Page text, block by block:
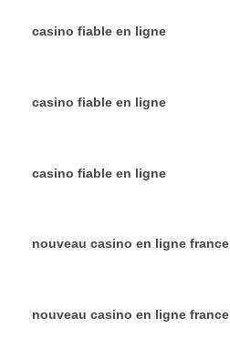
casino fiable en ligne
casino fiable en ligne
casino fiable en ligne
nouveau casino en ligne france
nouveau casino en ligne france